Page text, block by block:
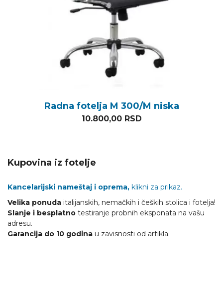
Radna fotelja M 300/M niska
10.800,00 RSD
Kupovina iz fotelje
Kancelarijski nameštaj i oprema, klikni za prikaz.
Velika ponuda italijanskih, nemačkih i čeških stolica i fotelja!
Slanje i besplatno testiranje probnih eksponata na vašu
adresu.
Garancija do 10 godina u zavisnosti od artikla.